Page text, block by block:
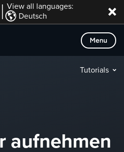
View all languages:
Deutsch
Menu
Tutorials
aufnehmen